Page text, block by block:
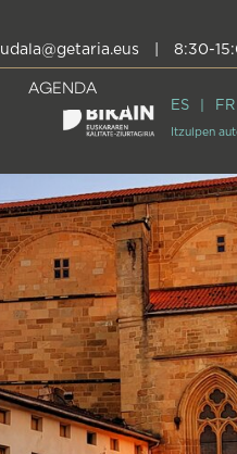
udala@getaria.eus 8:30-
AGENDA
ES FR
Itzulpen